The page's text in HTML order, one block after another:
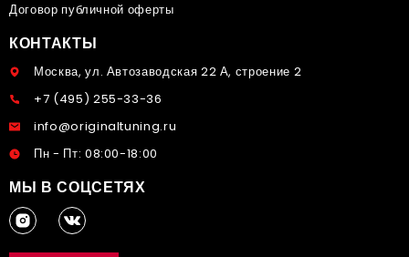
Договор публичной оферты
КОНТАКТЫ
Москва, ул. Автозаводская 22 А, строение 2
+7 (495) 255-33-36
info@originaltuning.ru
Пн - Пт: 08:00-18:00
МЫ В СОЦСЕТЯХ